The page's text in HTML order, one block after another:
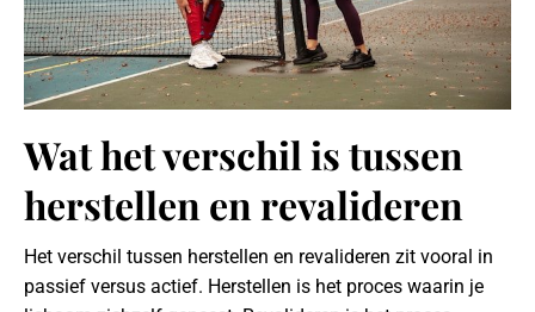
Wat het verschil is tussen
herstellen en revalideren
Het verschil tussen herstellen en revalideren zit vooral in
passief versus actief. Herstellen is het proces waarin je